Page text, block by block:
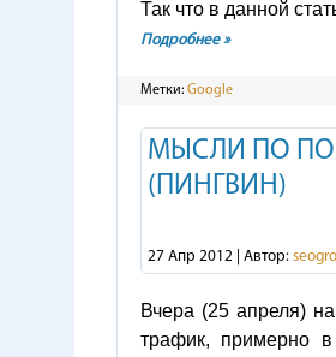
Так что в данной
Подробнее »
Метки: Google
МЫСЛИ ПО
(ПИНГВИН)
27 Апр 2012 | Автор:
Вчера (25 апреля)
трафик, примерно